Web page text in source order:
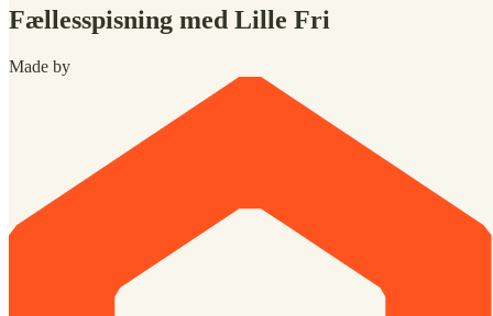
Fællesspisning med Lille Fri
Made by